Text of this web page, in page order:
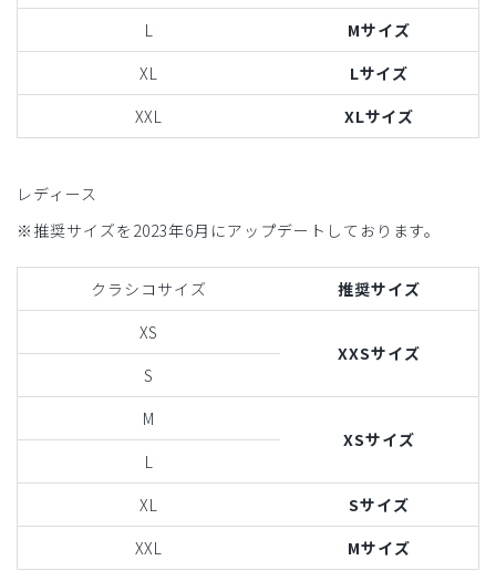
L
Mサイズ
XL
Lサイズ
XXL
XLサイズ
レディース
※推奨サイズを2023年6月にアップデートしております。
クラシコサイズ
推奨サイズ
XS
XXSサイズ
S
M
XSサイズ
L
XL
Sサイズ
XXL
Mサイズ